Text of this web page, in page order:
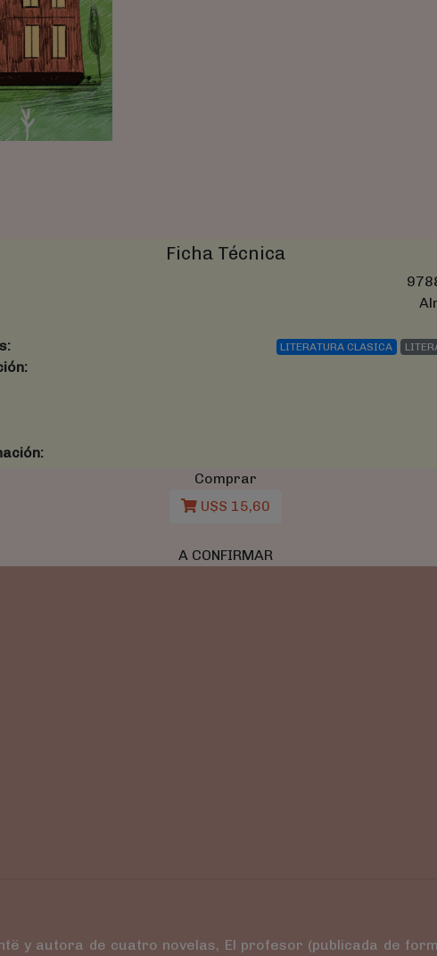
Ficha Técnica
LITERATURA CLASICA
Comprar
U$S 15,60
A CONFIRMAR
y autora de cuatro novelas, El profesor (publicada de